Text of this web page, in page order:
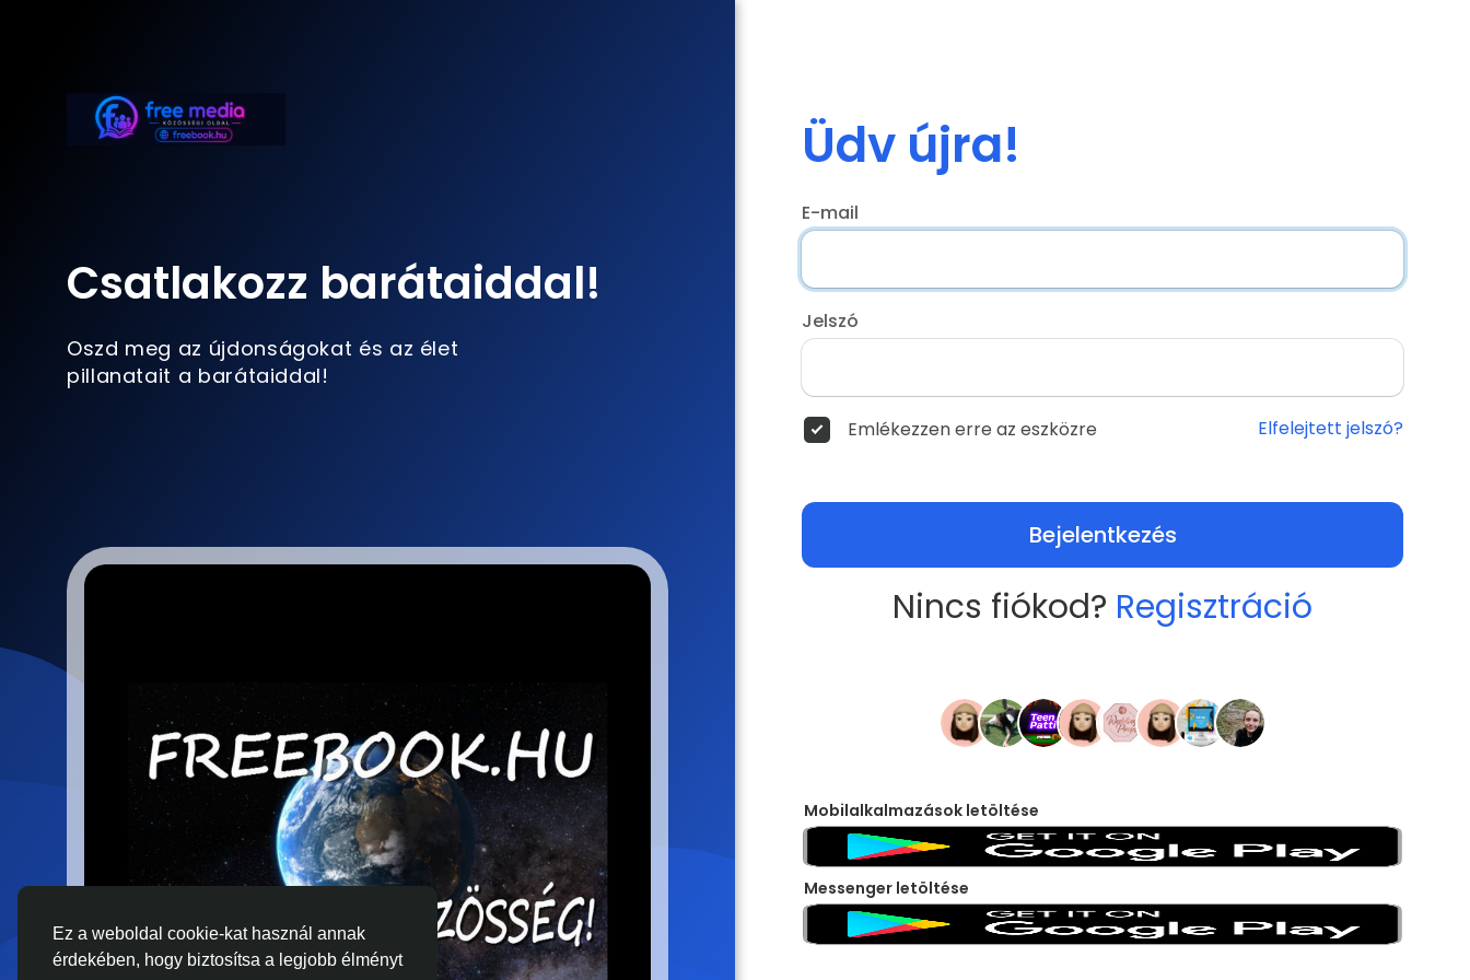
Ez a weboldal cookie-kat használ annak
érdekében, hogy biztosítsa a legjobb élményt
Csatlakozz barátaiddal!
Oszd meg az újdonságokat és az élet
pillanatait a barátaiddal!
Üdv újra!
E-mail
Jelszó
Emlékezzen erre az eszközre Elfelejtett jelszó?
Bejelentkezés
Nincs fiókod? Regisztráció
Mobilalkalmazások letöltése
Messenger letöltése